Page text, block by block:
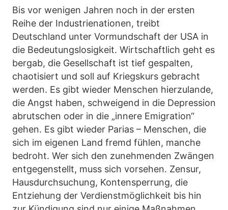
Bis vor wenigen Jahren noch in der ersten
Reihe der Industrienationen, treibt
Deutschland unter Vormundschaft der USA in
die Bedeutungslosigkeit. Wirtschaftlich geht es
bergab, die Gesellschaft ist tief gespalten,
chaotisiert und soll auf Kriegskurs gebracht
werden. Es gibt wieder Menschen hierzulande,
die Angst haben, schweigend in die Depression
abrutschen oder in die „innere Emigration“
gehen. Es gibt wieder Parias – Menschen, die
sich im eigenen Land fremd fühlen, manche
bedroht. Wer sich den zunehmenden Zwängen
entgegenstellt, muss sich vorsehen. Zensur,
Hausdurchsuchung, Kontensperrung, die
Entziehung der Verdienstmöglichkeit bis hin